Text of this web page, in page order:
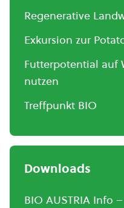
Regenerative
Exkursion zur
Futterpotential auf
nutzen
Treffpunkt BIO
Downloads
BIO AUSTRIA Info